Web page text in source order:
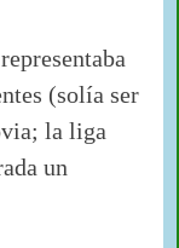
(solía ser
la liga
un